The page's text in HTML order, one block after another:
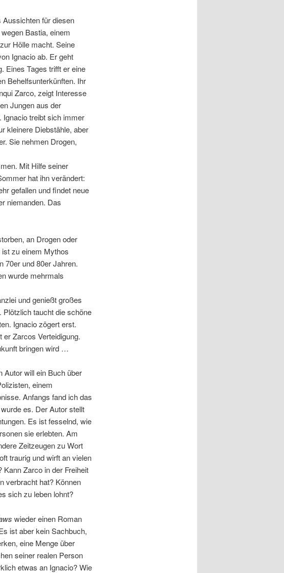
für diesen
Bastia, einem
Hölle macht. Seine
Ignacio ab. Er geht
Eines Tages trifft er eine
Behelfsunterkünften. Ihr
Zarco, zeigt Interesse
Jungen aus der
Ignacio treibt sich immer
kleinere Diebstähle, aber
Sie nehmen Drogen,
Mit Hilfe seiner
hat ihn verändert:
gefallen und findet neue
niemanden. Das
an Drogen oder
zu einem Mythos
70er und 80er Jahren.
wurde mehrmals
und genießt großes
taucht die schöne
Ignacio zögert erst.
Zarcos Verteidigung.
bringen wird …
Autor will ein Buch über
einem
Anfangs fand ich das
es. Der Autor stellt
Es ist fesselnd, wie
sie erlebten. Am
Zeitzeugen zu Wort
traurig und wirft an vielen
Zarco in der Freiheit
verbracht hat? Können
sich zu leben lohnt?
wieder einen Roman
ist aber kein Sachbuch,
eine Menge über
seiner realen Person
etwas an Ignacio? Wie